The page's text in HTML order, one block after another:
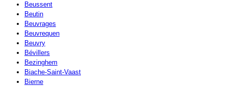
Beussent
Beutin
Beuvrages
Beuvrequen
Beuvry
Bévillers
Bezinghem
Biache-Saint-Vaast
Bierne